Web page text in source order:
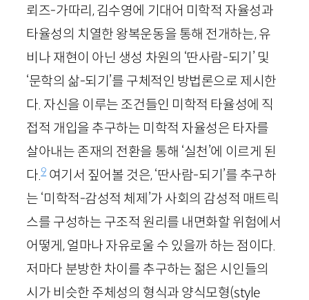
뢰즈-가따리, 김수영에 기대어 미학적 자율성과
타율성의 치열한 왕복운동을 통해 전개하는, 유
비나 재현이 아닌 생성 차원의 ‘딴사람-되기’ 및
‘문학의 삶-되기’를 구체적인 방법론으로 제시한
다. 자신을 이루는 조건들인 미학적 타율성에 직
접적 개입을 추구하는 미학적 자율성은 타자를
살아내는 존재의 전환을 통해 ‘실천’에 이르게 된
다.9 여기서 짚어볼 것은, ‘딴사람-되기’를 추구하
는 ‘미학적-감성적 체제’가 사회의 감성적 매트릭
스를 구성하는 구조적 원리를 내면화할 위험에서
어떻게, 얼마나 자유로울 수 있을까 하는 점이다.
저마다 분방한 차이를 추구하는 젊은 시인들의
시가 비슷한 주체성의 형식과 양식모형(style